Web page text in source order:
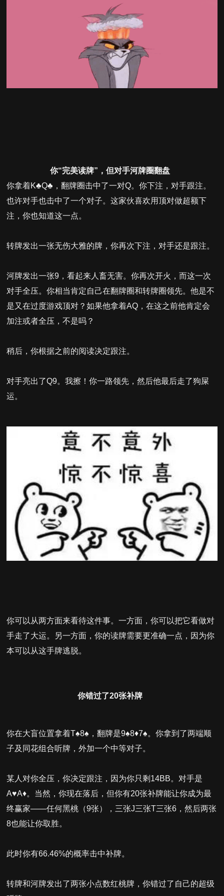
你“完美读牌”，但对手河牌圈翻盘
你拿着K♣Q♣，翻牌圈击中了一对Q。你下注，对手跟注。
也许对手也击中了一个对子。这家伙喜欢用顶对做超额下
注，你也知道这一点。
转牌发出一张无伤大雅的牌，你再次下注，对手还是跟注。
河牌发出一张9，看起来人畜无害。你再次开火，而这一次
对手全压。你相当肯定自己在翻牌圈和转牌圈领先。他是不
是又在过度游戏顶对？如果他拿着AQ，在这之前他肯定会
加注或者全压，不是吗？
稍后，你根据之前的阅读决定跟注。
对手亮出了Q9。我擦！你一路领先，然后他最后走了狗屎
运。
你可以从两方面来看待这件事。一方面，你可以把它看做对
手走了大运。另一方面，你的读牌需要更准确一点，因为你
本可以从这手牌逃脱。
你错过了20张补牌
你在大盲位置拿着T♠8♠，翻牌是9♠8♦7♠。你拿到了两端顺
子及同花组合听牌，外加一个中等对子。
某人对你全压，你决定跟注，因为你只剩14BB。对手是
A♥A♦。当然，你现在落后，但你有20张补牌能让你成为最
终赢家——任何黑桃（9张），三张J三张T三张6，然后两张
8也能让你取胜。
此时你有66.46%的概率击中补牌。
转牌和河牌发出了两张小点数红桃牌，你错过了自己的超级